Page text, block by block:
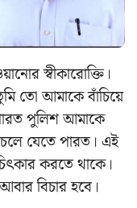
স্বীকারোক্তি।
তো আমাকে বাঁচিয়ে
পুলিশ আমাকে
যেতে পারত। এই
করতে থাকে।
বিচার হবে।